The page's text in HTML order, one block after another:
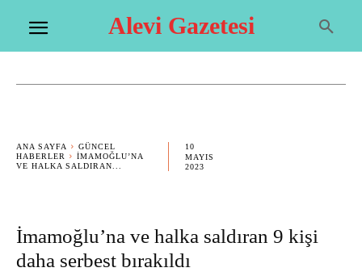
Alevi Gazetesi
ANA SAYFA
GÜNCEL
HABERLER
İMAMOĞLU’NA
VE HALKA SALDIRAN...
10
MAYIS
2023
İmamoğlu’na ve halka saldıran 9 kişi
daha serbest bırakıldı